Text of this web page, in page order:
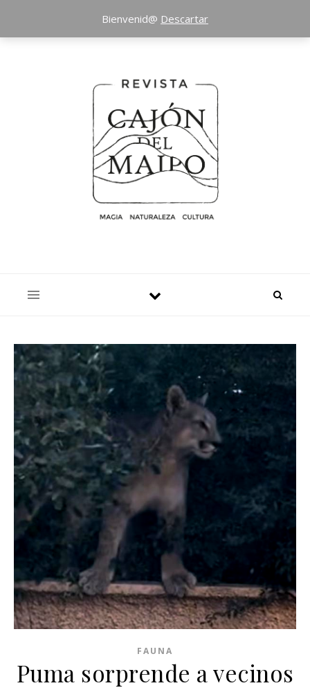
FAUNA
Puma sorprende a vecinos
Bienvenid@ Descartar